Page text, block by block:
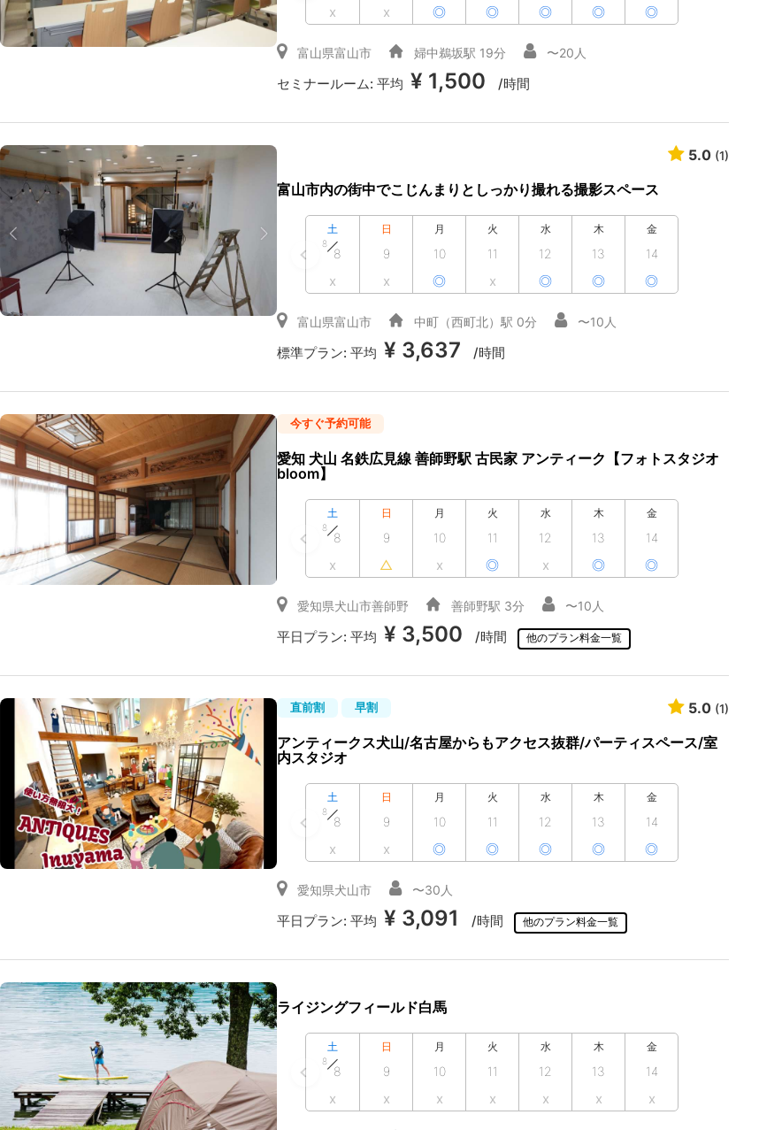
x x ◎ ◎ ◎ ◎ ◎
富山県富山市 婦中鵜坂駅 19分 〜20人
セミナールーム:平均 ¥ 1,500 /時間
5.0 (1)
富山市内の街中でこじんまりとしっかり撮れる撮影スペース
土
8
8
x
日
9
x
月
10
◎
火
11
x
水
12
◎
木
13
◎
金
14
◎
富山県富山市 中町（西町北）駅 0分 〜10人
標準プラン:平均 ¥ 3,637 /時間
今すぐ予約可能
愛知 犬山 名鉄広見線 善師野駅 古民家 アンティーク【フォトスタジオ
bloom】
土
8
8
x
日
9
△
月
10
x
火
11
◎
水
12
x
木
13
◎
金
14
◎
愛知県犬山市善師野 善師野駅 3分 〜10人
平日プラン:平均 ¥ 3,500 /時間 他のプラン料金一覧
直前割 早割 5.0 (1)
アンティークス犬山/名古屋からもアクセス抜群/パーティスペース/室
内スタジオ
土
8
8
x
日
9
x
月
10
◎
火
11
◎
水
12
◎
木
13
◎
金
14
◎
愛知県犬山市 〜30人
平日プラン:平均 ¥ 3,091 /時間 他のプラン料金一覧
ライジングフィールド白馬
土
8
8
x
日
9
x
月
10
x
火
11
x
水
12
x
木
13
x
金
14
x